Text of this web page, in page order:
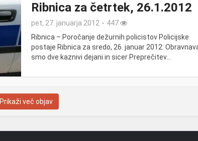
Ribnica za četrtek, 26.1.2012
pet, 27. januarja 2012
447
Ribnica – Poročanje dežurnih policistov Policijske
postaje Ribnica za sredo, 26. januar 2012:
smo dve kaznivi dejani in sicer Preprečitev...
Prikaži več objav